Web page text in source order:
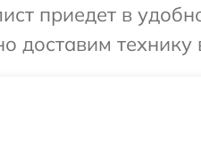
приедет в
доставим